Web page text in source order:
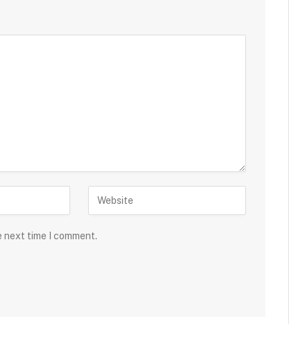
next time I comment.